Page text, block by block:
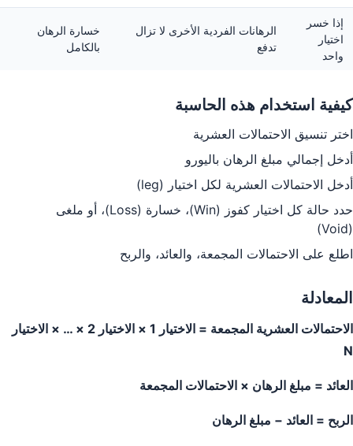
إذا خسر
اختيار
واحد
الرهانات الفردية الأخرى لا تزال
تدفع
خسارة الرهان
بالكامل
كيفية استخدام هذه الحاسبة
اختر تنسيق الاحتمالات العشرية
أدخل إجمالي مبلغ الرهان باليورو
أدخل الاحتمالات العشرية لكل اختيار (leg)
حدد حالة كل اختيار كفوز (Win)، خسارة (Loss)، أو ملغى
(Void)
اطلع على الاحتمالات المجمعة، والعائد، والربح
المعادلة
الاحتمالات العشرية المجمعة = الاختيار 1 × الاختيار 2 × … × الاختيار
N
العائد = مبلغ الرهان × الاحتمالات المجمعة
الربح = العائد − مبلغ الرهان